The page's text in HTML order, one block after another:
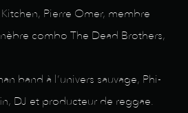
Kitchen, Pierre Omer, membre
combo The Dead Brothers,
band à l’univers sauvage, Phi-
DJ et producteur de reggae.